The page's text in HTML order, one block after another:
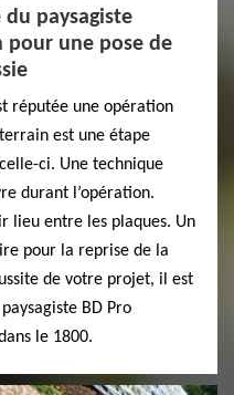
du paysagiste
pour une pose de
réputée une opération
est une étape
ci. Une technique
durant l’opération.
lieu entre les plaques. Un
pour la reprise de la
de votre projet, il est
BD Pro
le 1800.